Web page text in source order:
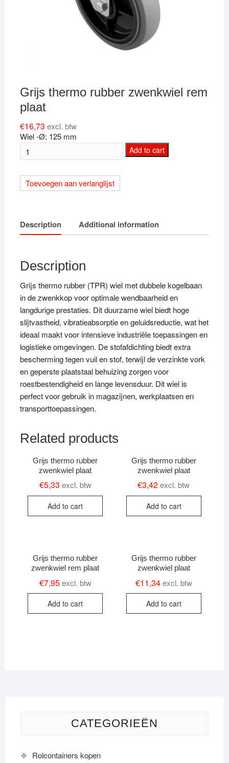
Grijs thermo rubber zwenkwiel rem
plaat
€16,73 excl. btw
Wiel -Ø: 125 mm
Grijs
thermo
zwenkwiel
quantity
Add to cart
Toevoegen aan verlanglijst
Description Additional information
Description
Grijs thermo rubber (TPR) wiel met dubbele kogelbaan
in de zwenkkop voor optimale wendbaarheid en
langdurige prestaties. Dit duurzame wiel biedt hoge
slijtvastheid, vibratieabsorptie en geluidsreductie, wat het
ideaal maakt voor intensieve industriële toepassingen en
logistieke omgevingen. De stofafdichting biedt extra
bescherming tegen vuil en stof, terwijl de verzinkte vork
en geperste plaatstaal behuizing zorgen voor
roestbestendigheid en lange levensduur. Dit wiel is
perfect voor gebruik in magazijnen, werkplaatsen en
transporttoepassingen.
Related products
Grijs thermo rubber
zwenkwiel plaat
€5,33 excl. btw
Add to cart
Grijs thermo rubber
zwenkwiel plaat
€3,42 excl. btw
Add to cart
Grijs thermo rubber
zwenkwiel rem plaat
€7,95 excl. btw
Add to cart
Grijs thermo rubber
zwenkwiel plaat
€11,34 excl. btw
Add to cart
CATEGORIEËN
Rolcontainers kopen